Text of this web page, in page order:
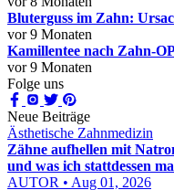
Bluterguss im Zahn:
vor 9 Monaten
Kamillentee nach Zahn-
vor 9 Monaten
Folge uns
Neue Beiträge
Ästhetische Zahnmedizin
Zähne aufhellen mit
und was ich stattdessen
AUTOR • Aug 01, 2026